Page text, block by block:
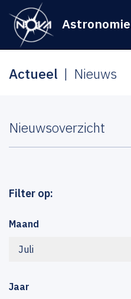
Astronomie
Actueel Nieuws
Nieuwsoverzicht
Filter op:
Maand
Juli
Jaar